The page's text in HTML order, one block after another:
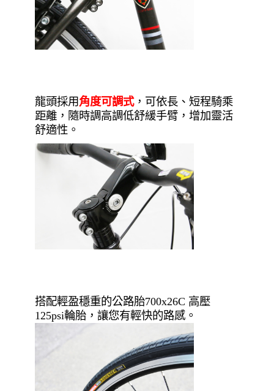
龍頭採用 角度可調式，可依長、短程騎乘
距離，隨時調高調低舒緩手臂，增加靈活
舒適性。
搭配輕盈穩重的公路胎700x26C 高壓
125psi輪胎，讓您有輕快的路感。